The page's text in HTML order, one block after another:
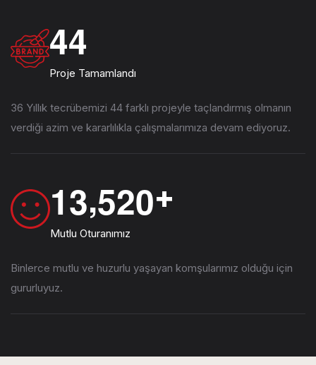
44
Proje Tamamlandı
36 Yıllık tecrübemizi 44 farklı projeyle taçlandırmış olmanın
verdiği azim ve kararlılıkla çalışmalarımıza devam ediyoruz.
13,520+
Mutlu Oturanımız
Binlerce mutlu ve huzurlu yaşayan komşularımız olduğu için
gururluyuz.